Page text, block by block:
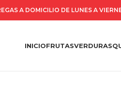
A DOMICILIO DE LUNES A
INICIOFRUTASVERDURAS